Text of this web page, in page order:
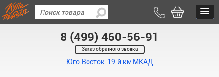
8 (499) 460-56-91
Заказ обратного звонка
Юго-Восток: 19-й км МКАД